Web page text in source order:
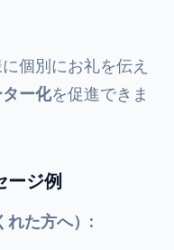
個別にお礼を伝え
ー化を促進できま
ージ例
れた方へ）: